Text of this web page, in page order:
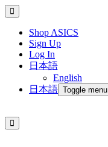
Shop ASICS
Sign Up
Log In
日本語
English
日本語 Toggle menu